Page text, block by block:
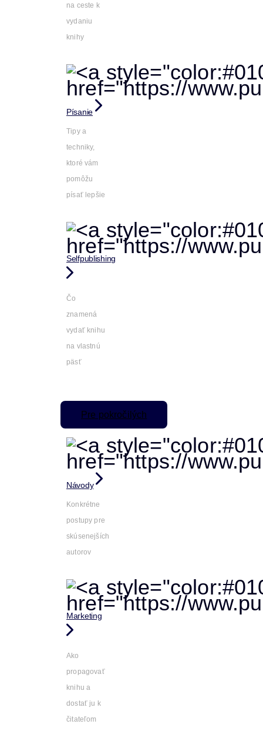
na ceste k
vydaniu
knihy
Písanie
Tipy a
techniky,
ktoré vám
pomôžu
písať lepšie
Selfpublishing
Čo
znamená
vydať knihu
na vlastnú
päsť
Pre pokročilých
Návody
Konkrétne
postupy pre
skúsenejších
autorov
Marketing
Ako
propagovať
knihu a
dostať ju k
čitateľom